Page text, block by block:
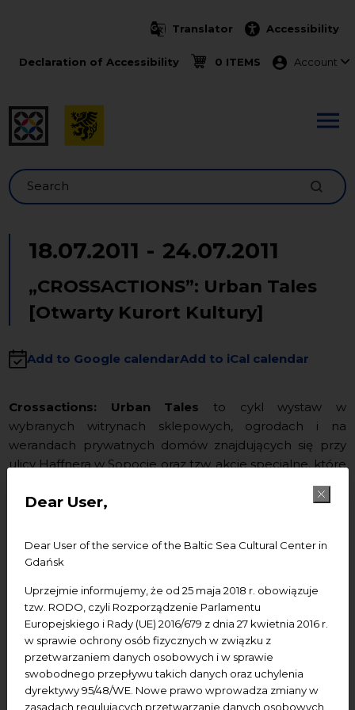
Dear User,
Dear User of the service of the Baltic Sea Cultural Center in
Gdańsk
Uprzejmie informujemy, że od 25 maja 2018 r. obowiązuje
tzw. RODO, czyli Rozporządzenie Parlamentu
Europejskiego i Rady (UE) 2016/679 z dnia 27 kwietnia 2016 r.
w sprawie ochrony osób fizycznych w związku z
przetwarzaniem danych osobowych i w sprawie
swobodnego przepływu takich danych oraz uchylenia
dyrektywy 95/48/WE. Nowe prawo wprowadza zmiany w
zasadach regulujących przetwarzanie danych osobowych.
Translator Accessibility
Declaration of Accessibility 0 ITEMS Menu
Account
Search
18.07.2011 - 24.07.2011
„CROSSACTIONS”: Urban Tales
[Otwarty Kurort Kultury]
Add to Google calendarAdd to iCal calendar
Crossactions: Urban Tales to cykl wystaw w
wybranych witrynach sklepowych, ogrodach i na
werandach prywatnych domów znajdujących się przy
ulicy Haffnera w Sopocie oraz tzw. akcje specjalne, które
zostaną zlokalizowane przy ul. Grunwaldzkiej (Bar
Mleczny Bursztynowy, Park Południowy przy Klubie
Haffnera.
tales,czyli miejskie opowieści, które budują złożone
mikroświaty i jako nośniki historii z czasem powstaje z
nich lokalna, niesamowita tożsamość. Ten proces
konstruowania-opowiadania chcemy pokazać jako
twórczą inspirację dla artystów z różnych dziedzin sztuki.
W projekcie udział biorą uznani artyści młodego
pokolenia, którzy realizując prace z nurtusite specific